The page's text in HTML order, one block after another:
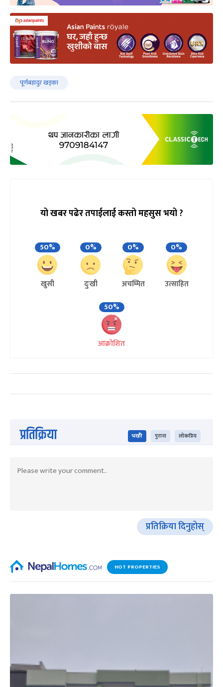
पूर्णबहादुर खड्का
यो खबर पढेर तपाईलाई कस्तो महसुस भयो ?
50%
खुसी
0%
दुःखी
0%
अचम्मित
0%
उत्साहित
50%
आक्रोशित
प्रतिक्रिया भर्खरै पुराना लोकप्रिय
प्रतिक्रिया दिनुहोस्
HOT PROPERTIES